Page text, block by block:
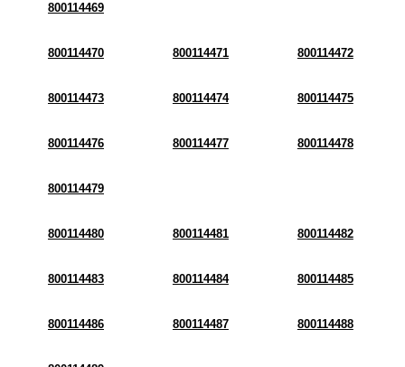
800114469
800114470 800114471 800114472
800114473 800114474 800114475
800114476 800114477 800114478
800114479
800114480 800114481 800114482
800114483 800114484 800114485
800114486 800114487 800114488